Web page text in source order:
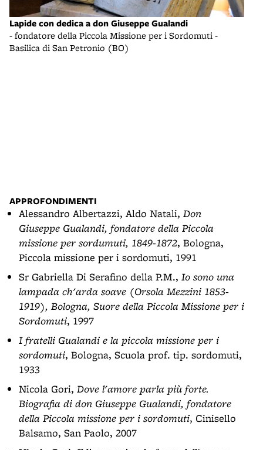
Lapide con dedica a don Giuseppe Gualandi
- fondatore della Piccola Missione per i Sordomuti -
Basilica di San Petronio (BO)
APPROFONDIMENTI
Alessandro Albertazzi, Aldo Natali, Don
Giuseppe Gualandi, fondatore della Piccola
missione per sordumuti, 1849-1872, Bologna,
Piccola missione per i sordomuti, 1991
Sr Gabriella Di Serafino della P.M., Io sono una
lampada ch'arda soave (Orsola Mezzini 1853-
1919), Bologna, Suore della Piccola Missione per i
Sordomuti, 1997
I fratelli Gualandi e la piccola missione per i
sordomuti, Bologna, Scuola prof. tip. sordomuti,
1933
Nicola Gori, Dove l'amore parla più forte.
Biografia di don Giuseppe Gualandi, fondatore
della Piccola missione per i sordomuti, Cinisello
Balsamo, San Paolo, 2007